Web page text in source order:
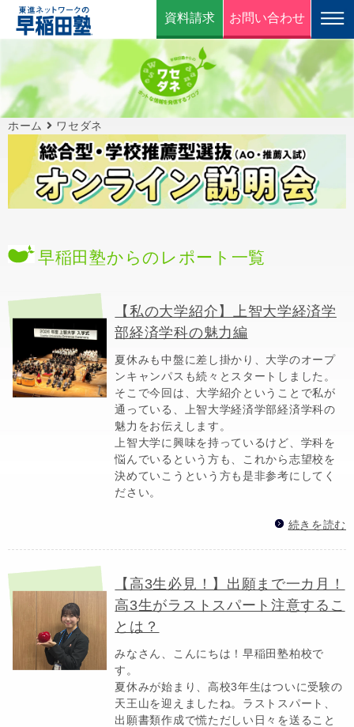
資料請求 お問い合わせ
ホーム ワセダネ
早稲田塾からのレポート一覧
【私の大学紹介】上智大学経済学
部経済学科の魅力編
夏休みも中盤に差し掛かり、大学のオープ
ンキャンパスも続々とスタートしました。
そこで今回は、大学紹介ということで私が
通っている、上智大学経済学部経済学科の
魅力をお伝えします。
上智大学に興味を持っているけど、学科を
悩んでいるという方も、これから志望校を
決めていこうという方も是非参考にしてく
ださい。
続きを読む
【高3生必見！】出願まで一カ月！
高3生がラストスパート注意するこ
とは？
みなさん、こんにちは！早稲田塾柏校で
す。
夏休みが始まり、高校3年生はついに受験の
天王山を迎えましたね。ラストスパート、
出願書類作成で慌ただしい日々を送ること